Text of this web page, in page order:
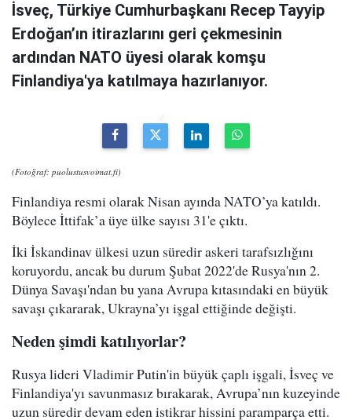
İsveç, Türkiye Cumhurbaşkanı Recep Tayyip
Erdoğan’ın itirazlarını geri çekmesinin
ardından NATO üyesi olarak komşu
Finlandiya'ya katılmaya hazırlanıyor.
(Fotoğraf: puolustusvoimat.fi)
Finlandiya resmi olarak Nisan ayında NATO’ya katıldı.
Böylece İttifak’a üye ülke sayısı 31'e çıktı.
İki İskandinav ülkesi uzun süredir askeri tarafsızlığını
koruyordu, ancak bu durum Şubat 2022'de Rusya'nın 2.
Dünya Savaşı'ndan bu yana Avrupa kıtasındaki en büyük
savaşı çıkararak, Ukrayna’yı işgal ettiğinde değişti.
Neden şimdi katılıyorlar?
Rusya lideri Vladimir Putin'in büyük çaplı işgali, İsveç ve
Finlandiya'yı savunmasız bırakarak, Avrupa’nın kuzeyinde
uzun süredir devam eden istikrar hissini paramparça etti.